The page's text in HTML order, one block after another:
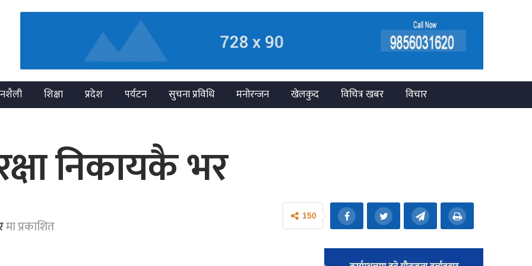
शिक्षा प्रदेश पर्यटन सुचना प्रविधि मनोरन्जन खेलकुद विचित्र खबर
विचार
निकायकै भर
मा प्रकाशित
150